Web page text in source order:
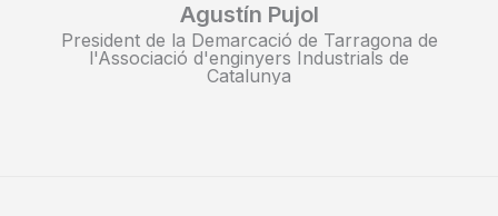
Agustín Pujol
President de la Demarcació de Tarragona de
l'Associació d'enginyers Industrials de
Catalunya